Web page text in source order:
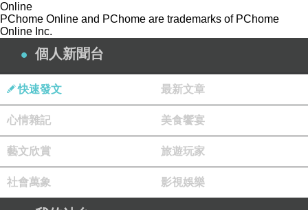
Online
PChome Online and PChome are trademarks of PChome
Online Inc.
個人新聞台
快速發文 最新文章
心情雜記 美食饗宴
藝文欣賞 旅遊玩家
社會萬象 影視娛樂